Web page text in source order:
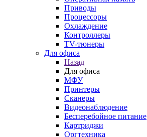
Приводы
Процессоры
Охлаждение
Контроллеры
TV-тюнеры
Для офиса
Назад
Для офиса
МФУ
Принтеры
Сканеры
Видеонаблюдение
Бесперебойное питание
Картриджи
Оргтехника